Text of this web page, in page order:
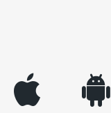
appleinc android